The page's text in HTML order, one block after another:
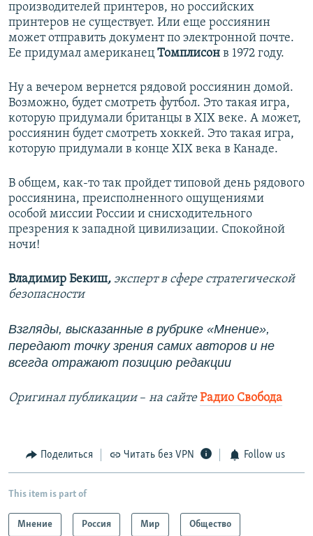
производителей принтеров, но российских
принтеров не существует. Или еще россиянин
может отправить документ по электронной почте.
Ее придумал американец Томплисон в 1972 году.
Ну а вечером вернется рядовой россиянин домой.
Возможно, будет смотреть футбол. Это такая игра,
которую придумали британцы в XIX веке. А может,
россиянин будет смотреть хоккей. Это такая игра,
которую придумали в конце XIX века в Канаде.
В общем, как-то так пройдет типовой день рядового
россиянина, преисполненного ощущениями
особой миссии России и снисходительного
презрения к западной цивилизации. Спокойной
ночи!
Владимир Бекиш, эксперт в сфере стратегической
безопасности
Взгляды, высказанные в рубрике «Мнение»,
передают точку зрения самих авторов и не
всегда отражают позицию редакции
Оригинал публикации– на сайте Радио Свобода
Поделиться Читать без VPN Follow us
This item is part of
Мнение Россия Мир Общество